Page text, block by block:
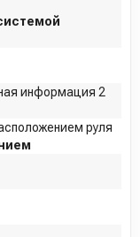
информация 2
руля